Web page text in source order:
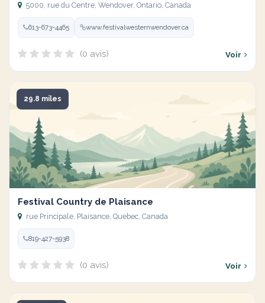
5000, rue du Centre, Wendover, Ontario, Canada
613-673-4465 www.festivalwesternwendover.ca
(0 avis) Voir
29.8 miles
Festival Country de Plaisance
rue Principale, Plaisance, Quebec, Canada
819-427-5938
(0 avis) Voir